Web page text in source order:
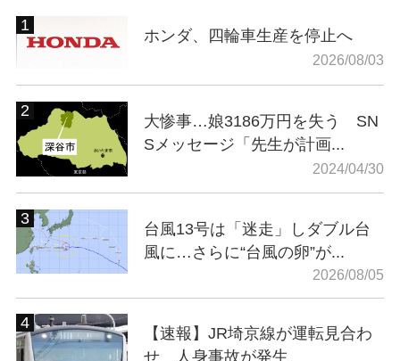
ホンダ、四輪車生産を停止へ
2026/08/03
大惨事…娘3186万円を失う SN
Sメッセージ「先生が計画...
2024/04/30
台風13号は「迷走」しダブル台
風に…さらに“台風の卵”が...
2026/08/05
【速報】JR埼京線が運転見合わ
せ 人身事故が発生